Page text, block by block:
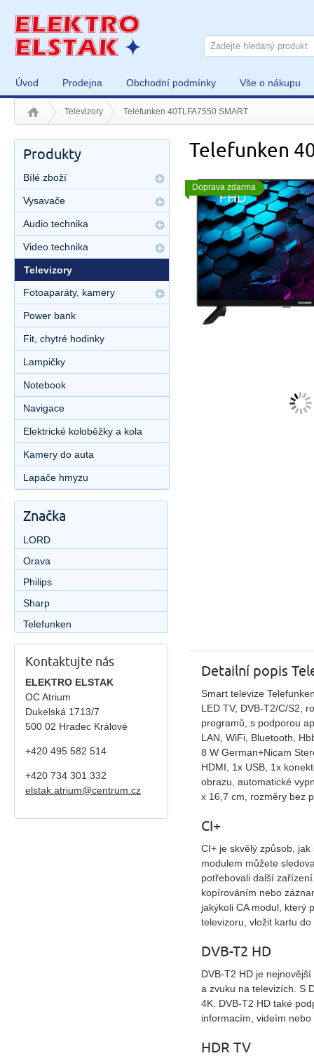
Úvod Prodejna Obchodní podmínky Vše o nákupu
Televizory Telefunken 40TLFA7550 SMART
Telefunken
Doprava zdarma
Detailní popis
Smart televize
LED TV, DVB-T2/C/S2,
programů, s podporou
LAN, WiFi, Bluetooth,
8 W German+Nicam
HDMI, 1x USB, 1x
obrazu, automatické
x 16,7 cm, rozměry bez
CI+
CI+ je skvělý způsob,
modulem můžete
potřebovali další
kopírováním nebo
jakýkoli CA modul, který
televizoru, vložit kartu
DVB-T2 HD
DVB-T2 HD je
a zvuku na televizích. S
4K. DVB-T2 HD také
informacím, videím
HDR TV
Produkty
Bílé zboží
Vysavače
Audio technika
Video technika
Televizory
Fotoaparáty, kamery
Power bank
Fit, chytré hodinky
Lampičky
Notebook
Navigace
Elektrické koloběžky a kola
Kamery do auta
Lapače hmyzu
Značka
LORD
Orava
Philips
Sharp
Telefunken
Kontaktujte nás
ELEKTRO ELSTAK
OC Atrium
Dukelská 1713/7
500 02 Hradec Králové
+420 495 582 514
+420 734 301 332
elstak.atrium@centrum.cz